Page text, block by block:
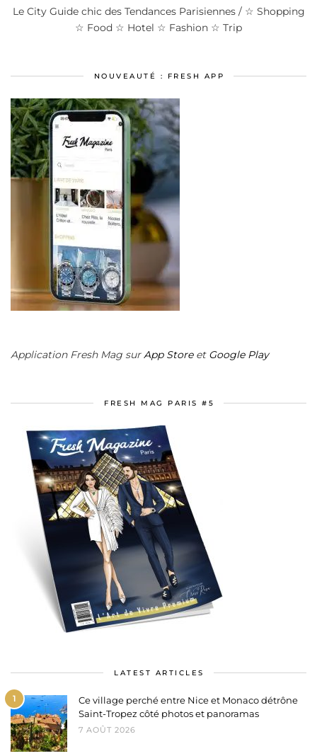
Le City Guide chic des Tendances Parisiennes / ☆ Shopping
☆ Food ☆ Hotel ☆ Fashion ☆ Trip
NOUVEAUTÉ : FRESH APP
Application Fresh Mag surApp Storeet Google Play
FRESH MAG PARIS #5
LATEST ARTICLES
1
Ce village perché entre Nice et Monaco détrône
Saint-Tropez côté photos et panoramas
7 AOÛT 2026